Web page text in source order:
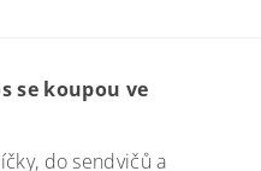
se koupou ve
do sendvičů a